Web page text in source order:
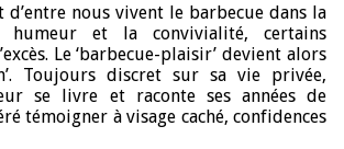
nous vivent le barbecue dans la
et la convivialité, certains
Le ‘barbecue-plaisir’ devient alors
Toujours discret sur sa vie privée,
se livre et raconte ses années de
témoigner à visage caché, confidences